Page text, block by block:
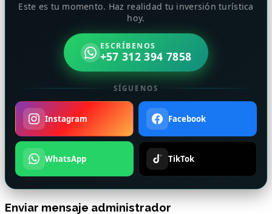
Este es tu momento. Haz realidad tu inversión turística
hoy.
ESCRÍBENOS
+57 312 394 7858
SÍGUENOS
Instagram Facebook
WhatsApp TikTok
Enviar mensaje administrador